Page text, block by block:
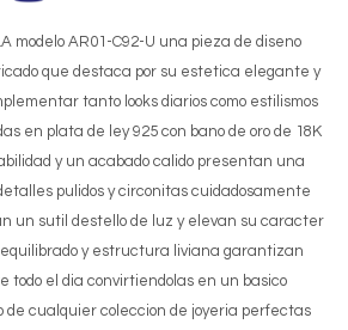
modelo AR01-C92-U una pieza de diseno
que destaca por su estetica elegante y
tanto looks diarios como estilismos
en plata de ley 925 con bano de oro de 18K
y un acabado calido presentan una
pulidos y circonitas cuidadosamente
un sutil destello de luz y elevan su caracter
y estructura liviana garantizan
todo el dia convirtiendolas en un basico
de cualquier coleccion de joyeria perfectas